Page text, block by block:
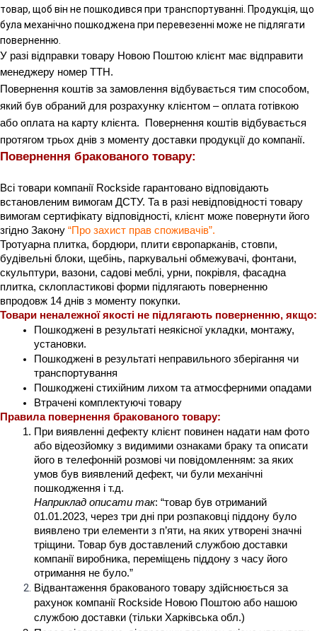
товар, щоб він не пошкодився при транспортуванні. Продукція, що
була механічно пошкоджена при перевезенні може не підлягати
поверненню.
У разі відправки товару Новою Поштою клієнт має відправити
менеджеру номер ТТН.
Повернення коштів за замовлення відбувається тим способом,
який був обраний для розрахунку клієнтом – оплата готівкою
або оплата на карту клієнта.  Повернення коштів відбувається
протягом трьох днів з моменту доставки продукції до компанії.
Повернення бракованого товару:
Всі товари компанії Rockside гарантовано відповідають
встановленим вимогам ДСТУ. Та в разі невідповідності товару
вимогам сертифікату відповідності, клієнт може повернути його
згідно Закону “Про захист прав споживачів”.
Тротуарна плитка, бордюри, плити європарканів, стовпи,
будівельні блоки, щебінь, паркувальні обмежувачі, фонтани,
скульптури, вазони, садові меблі, урни, покрівля, фасадна
плитка, склопластикові форми підлягають поверненню
впродовж 14 днів з моменту покупки.
Товари неналежної якості не підлягають поверненню, якщо:
Пошкоджені в результаті неякісної укладки, монтажу,
установки.
Пошкоджені в результаті неправильного зберігання чи
транспортування
Пошкоджені стихійним лихом та атмосферними опадами
Втрачені комплектуючі товару
Правила повернення бракованого товару:
При виявленні дефекту клієнт повинен надати нам фото
або відеозйомку з видимими ознаками браку та описати
його в телефонній розмові чи повідомленням: за яких
умов був виявлений дефект, чи були механічні
пошкодження і т.д.
Наприклад описати так: “товар був отриманий
01.01.2023, через три дні при розпаковці піддону було
виявлено три елементи з п’яти, на яких утворені значні
тріщини. Товар був доставлений службою доставки
компанії виробника, переміщень піддону з часу його
отримання не було.”
Відвантаження бракованого товару здійснюється за
рахунок компанії Rockside Новою Поштою або нашою
службою доставки (тільки Харківська обл.)